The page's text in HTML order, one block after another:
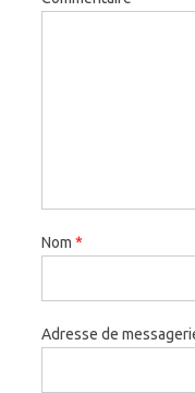
Nom *
Adresse de